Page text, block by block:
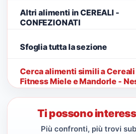
Altri alimenti in CEREALI -
CONFEZIONATI
Sfoglia tutta la sezione
Cerca alimenti simili a Cereali
Fitness Miele e Mandorle -
Ti possono
Più confronti, più trovi